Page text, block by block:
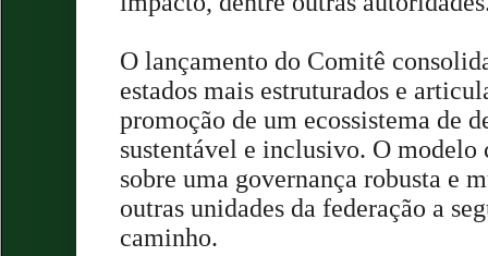
O lançamento do Comitê
estados mais estruturados e
promoção de um ecossistema de
sustentável e inclusivo. O modelo
sobre uma governança robusta e
outras unidades da federação a
caminho.